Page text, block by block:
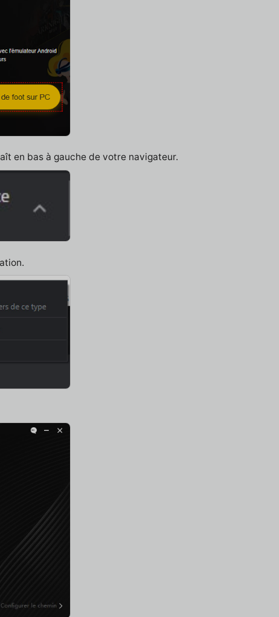
en bas à gauche de votre navigateur.